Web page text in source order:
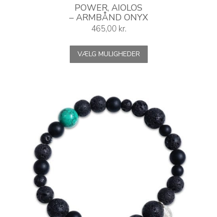
POWER, AIOLOS
– ARMBÅND ONYX
465,00 kr.
VÆLG MULIGHEDER Dette
har
kan
vælges
på
varesiden